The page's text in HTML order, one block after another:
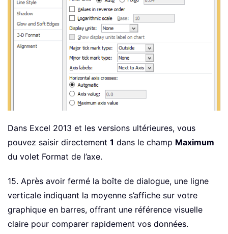
Dans Excel 2013 et les versions ultérieures, vous
pouvez saisir directement 1 dans le champ Maximum
du volet Format de l’axe.
15. Après avoir fermé la boîte de dialogue, une ligne
verticale indiquant la moyenne s’affiche sur votre
graphique en barres, offrant une référence visuelle
claire pour comparer rapidement vos données.